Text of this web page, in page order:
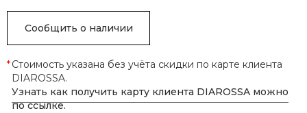
Сообщить о наличии
*Стоимость указана без учёта скидки по карте клиента
DIAROSSA.
Узнать как получить карту клиента DIAROSSA можно
по ссылке.